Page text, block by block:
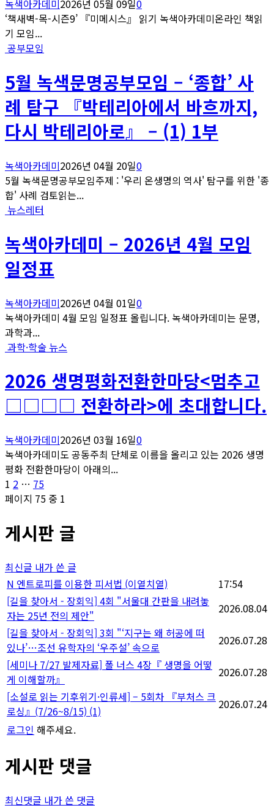
녹색아카데미 2026년 05월 09일0
‘책새벽-목-시즌9’ 『미메시스』 읽기 녹색아카데미온라인 책읽
기 모임...
공부모임
5월 녹색문명공부모임 – ‘종합’ 사
례 탐구 『박테리아에서 바흐까지,
다시 박테리아로』 – (1) 1부
녹색아카데미2026년 04월 20일0
5월 녹색문명공부모임주제 : '우리 온생명의 역사' 탐구를 위한 '종
합' 사례 검토읽는...
뉴스레터
녹색아카데미 – 2026년 4월 모임
일정표
녹색아카데미2026년 04월 01일0
녹색아카데미 4월 모임 일정표 올립니다. 녹색아카데미는 문명,
과학과...
과학·학술 뉴스
2026 생명평화전환한마당<멈추고
□□□□ 전환하라>에 초대합니다.
녹색아카데미2026년 03월 16일0
녹색아카데미도 공동주최 단체로 이름을 올리고 있는 2026 생명
평화 전환한마당이 아래의...
글
페
이
지
매
김
페
이
1 페
이
2 … 페
이
75
페이지 75 중 1
게시판 글
최신글 내가 쓴 글
N 엔트로피를 이용한 피서법 (이열치열)
17:54
[길을 찾아서 - 장회익] 4회 "서울대 간판을 내려놓
자는 25년 전의 제안"
2026.08.04
[길을 찾아서 - 장회익] 3회 "‘지구는 왜 허공에 떠
있나’…조선 유학자의 ‘우주설’ 속으로
2026.07.28
[세미나 7/27 발제자료] 폴 너스 4장『 생명을 어떻
게 이해할까』
2026.07.28
[소설로 읽는 기후위기·인류세] – 5회차 『부처스 크
로싱』(7/26~8/15) (1)
2026.07.24
로그인 해주세요.
게시판 댓글
최신댓글 내가 쓴 댓글